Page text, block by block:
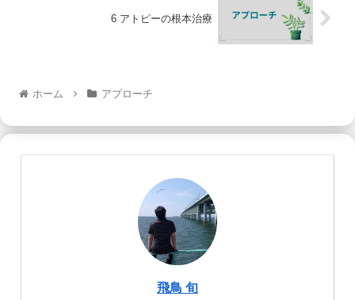
6 アトピーの根本治療
ホーム アプローチ
飛鳥 旬